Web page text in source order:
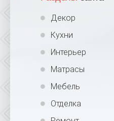
Декор
Кухни
Интерьер
Матрасы
Мебель
Отделка